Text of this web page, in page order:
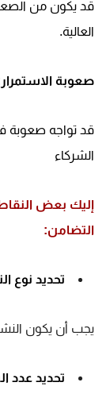
قد يكون من
العالية.
صعوبة
قد تواجه صعوبة
الشركاء
إليك بعض
التضامن:
تحديد نوع
يجب أن يكون
تحديد عدد